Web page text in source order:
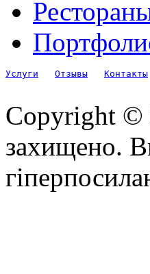
Услуги Отзывы Контакты
Copyright ©
захищено.